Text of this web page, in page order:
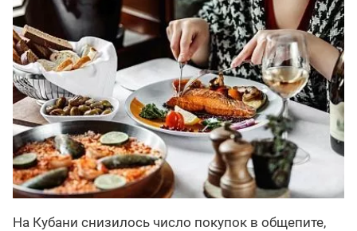
На Кубани снизилось число покупок в общепите,